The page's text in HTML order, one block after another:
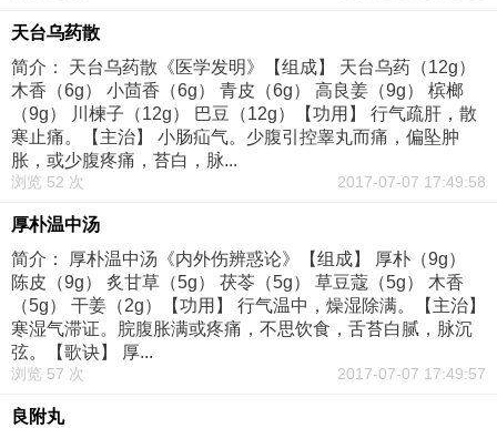
天台乌药散
简介： 天台乌药散《医学发明》【组成】 天台乌药（12g）
木香（6g） 小茴香（6g） 青皮（6g） 高良姜（9g） 槟榔
（9g） 川楝子（12g） 巴豆（12g）【功用】 行气疏肝，散
寒止痛。【主治】 小肠疝气。少腹引控睾丸而痛，偏坠肿
胀，或少腹疼痛，苔白，脉...
浏览 52 次 2017-07-07 17:49:58
厚朴温中汤
简介： 厚朴温中汤《内外伤辨惑论》【组成】 厚朴（9g）
陈皮（9g） 炙甘草（5g） 茯苓（5g） 草豆蔻（5g） 木香
（5g） 干姜（2g）【功用】 行气温中，燥湿除满。【主治】
寒湿气滞证。脘腹胀满或疼痛，不思饮食，舌苔白腻，脉沉
弦。【歌诀】 厚...
浏览 57 次 2017-07-07 17:49:57
良附丸